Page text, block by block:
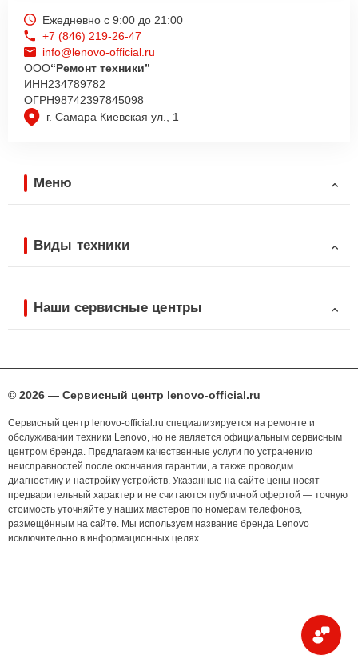
г. Самара Киевская ул., 1
Ежедневно с 9:00 до 21:00
+7 (846) 219-26-47
info@lenovo-official.ru
ООО“Ремонт техники”
ИНН234789782
ОГРН98742397845098
Меню
Виды техники
Наши сервисные центры
© 2026 — Сервисный центр lenovo-official.ru
Сервисный центр lenovo-official.ru специализируется на ремонте и
обслуживании техники Lenovo, но не является официальным сервисным
центром бренда. Предлагаем качественные услуги по устранению
неисправностей после окончания гарантии, а также проводим
диагностику и настройку устройств. Указанные на сайте цены носят
предварительный характер и не считаются публичной офертой — точную
стоимость уточняйте у наших мастеров по номерам телефонов,
размещённым на сайте. Мы используем название бренда Lenovo
исключительно в информационных целях.